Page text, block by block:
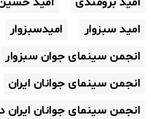
امید سبزوار
امیدسبزوار
انجمن سینمای جوان سبزوار
انجمن سینمای جوانان ایران
انجمن سینمای جوانان ایران